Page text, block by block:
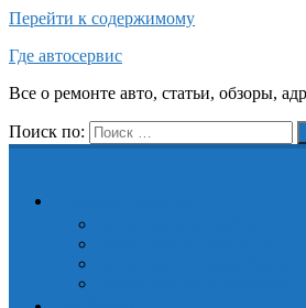
Перейти к содержимому
Где автосервис
Все о ремонте авто, статьи, обзоры,
Поиск по: